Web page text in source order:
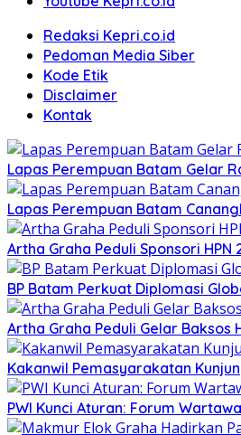
Redaksi Kepri.co.id
Pedoman Media Siber
Kode Etik
Disclaimer
Kontak
Lapas Perempuan Batam Gelar
Lapas Perempuan Batam
Artha Graha Peduli Sponsori HPN
BP Batam Perkuat Diplomasi
Artha Graha Peduli Gelar Baksos
Kakanwil Pemasyarakatan
PWI Kunci Aturan: Forum